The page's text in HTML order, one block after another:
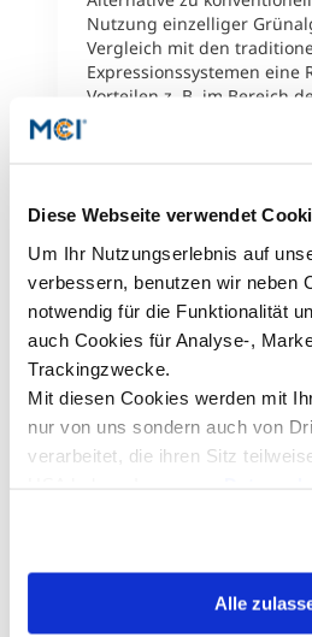
Diese Webseite verwendet
Um Ihr Nutzungserlebnis auf
verbessern, benutzen wir neben
notwendig für die Funktionalität
auch Cookies für Analyse-,
Trackingzwecke.
Mit diesen Cookies werden mit
nur von uns sondern auch von
verarbeitet, die ihren Sitz
erklären Ihnen genau, was eine
USA bedeuten kann.
Alle
Nutzung einzelliger
Vergleich mit den
Expressionssystemen eine
Vorteilen z. B. im Bereich
auf. In diesem Kontext hat
identifiziert. Christoph
weiter: „Diese Ergebnisse
unmittelbar in unseren
Forschungsschwerpunkt
Basis für die
Produktionssystems
mich als Betreuer sehr, dass
hervorragende und
dem VPH-Förderpreis
Der VPH-Förderpreis für
Masterstudiums
Arbeiten mit besonderem
der praktische